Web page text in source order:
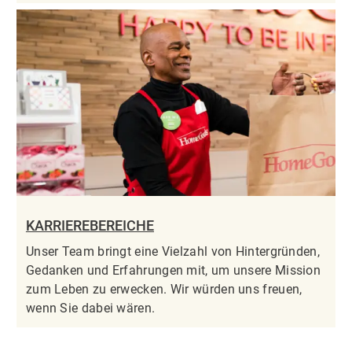
KARRIEREBEREICHE
Unser Team bringt eine Vielzahl von Hintergründen,
Gedanken und Erfahrungen mit, um unsere Mission
zum Leben zu erwecken. Wir würden uns freuen,
wenn Sie dabei wären.